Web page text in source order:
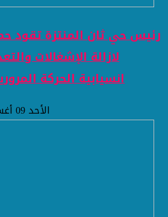
رئيس حي ثان المنتزة تقود
لازالة الإشغالات
انسيابية الحركة
الأحد 09 أغسطس 2026 10:09 مساءً